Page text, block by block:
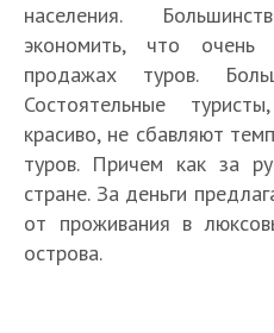
населения.
экономить, что очень
продажах туров.
Состоятельные
красиво, не сбавляют
туров. Причем как за
стране. За деньги
от проживания в
острова.